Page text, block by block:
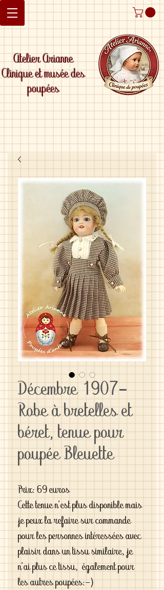
Atelier Arianne
Clinique et musée des
poupées
Décembre 1907-
Robe à bretelles et
béret, tenue pour
poupée Bleuette
Prix: 69 euros
Cette tenue n'est plus disponible mais
je peux la refaire sur commande
pour les personnes intéressées avec
plaisir dans un tissu similaire, je
n'ai plus ce tissu, également pour
les autres poupées:-)